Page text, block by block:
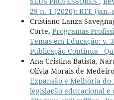
29 n. 1 (2020): RTE
Cristiano Lanza
Corte, Programas
Temas em Educação: v.
Publicação Contínua -
Ana Cristina Batista,
Olívia Morais de
Expansão e Melhoria do
legislação educacional